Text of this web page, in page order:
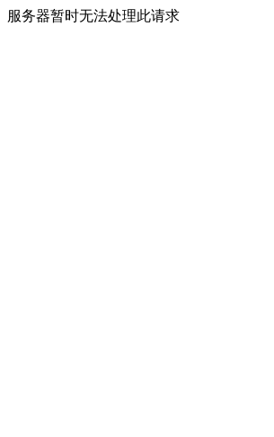
服务器暂时无法处理此请求